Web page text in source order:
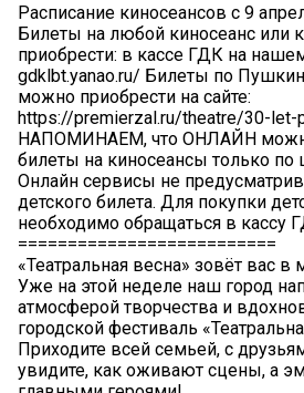
Расписание киносеансов с 9
Билеты на любой киносеанс или
приобрести: в кассе ГДК на
gdklbt.yanao.ru/ Билеты по
можно приобрести на сайте:
https://premierzal.ru/theatre/30-let-
НАПОМИНАЕМ, что ОНЛАЙН
билеты на киносеансы только по
Онлайн сервисы не
детского билета. Для покупки
необходимо обращаться в кассу
==========================
«Театральная весна» зовёт вас в
Уже на этой неделе наш город
атмосферой творчества и
городской фестиваль
Приходите всей семьей, с
увидите, как оживают сцены, а